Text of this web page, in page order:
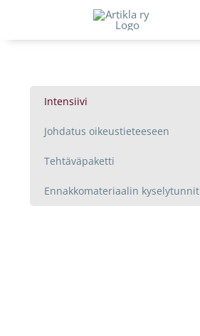
content
Intensiivi
Johdatus oikeustieteeseen
Tehtäväpaketti
Ennakkomateriaalin kyselytunnit